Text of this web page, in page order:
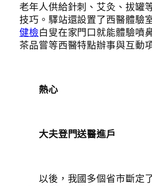
老年人供給針刺、艾灸、拔罐
技巧。驛站還設置了西醫體驗
健檢白叟在家門口就能體驗噴
茶品嘗等西醫特點辦事與互動
熱心
大夫登門送醫進戶
以後，我國多個省市斷定